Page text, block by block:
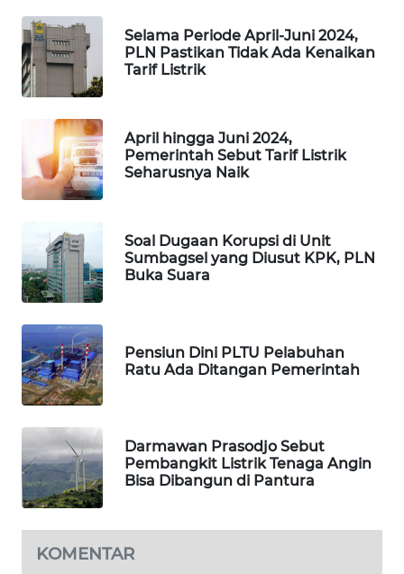
Selama Periode April-Juni 2024,
PLN Pastikan Tidak Ada Kenaikan
Tarif Listrik
April hingga Juni 2024,
Pemerintah Sebut Tarif Listrik
Seharusnya Naik
Soal Dugaan Korupsi di Unit
Sumbagsel yang Diusut KPK, PLN
Buka Suara
Pensiun Dini PLTU Pelabuhan
Ratu Ada Ditangan Pemerintah
Darmawan Prasodjo Sebut
Pembangkit Listrik Tenaga Angin
Bisa Dibangun di Pantura
KOMENTAR
MARTABAT
NET
PLN
WATCH
MKLI
LKKI
KOPEKLIN
PORTAL
KONSUMEN
ALPERKLINAS
TAMBANG